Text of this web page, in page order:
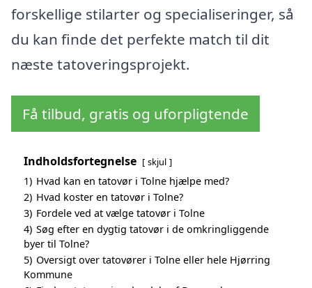
forskellige stilarter og specialiseringer, så
du kan finde det perfekte match til dit
næste tatoveringsprojekt.
Få tilbud, gratis og uforpligtende
Indholdsfortegnelse skjul
1) Hvad kan en tatovør i Tolne hjælpe med?
2) Hvad koster en tatovør i Tolne?
3) Fordele ved at vælge tatovør i Tolne
4) Søg efter en dygtig tatovør i de omkringliggende
byer til Tolne?
5) Oversigt over tatovører i Tolne eller hele Hjørring
Kommune